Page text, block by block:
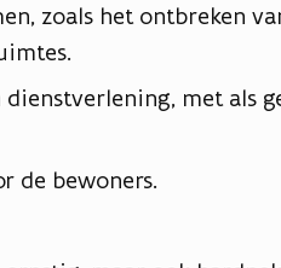
zoals het ontbreken
met als
de bewoners.